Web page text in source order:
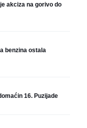
akciza na gorivo do
benzina ostala
16. Puzijade